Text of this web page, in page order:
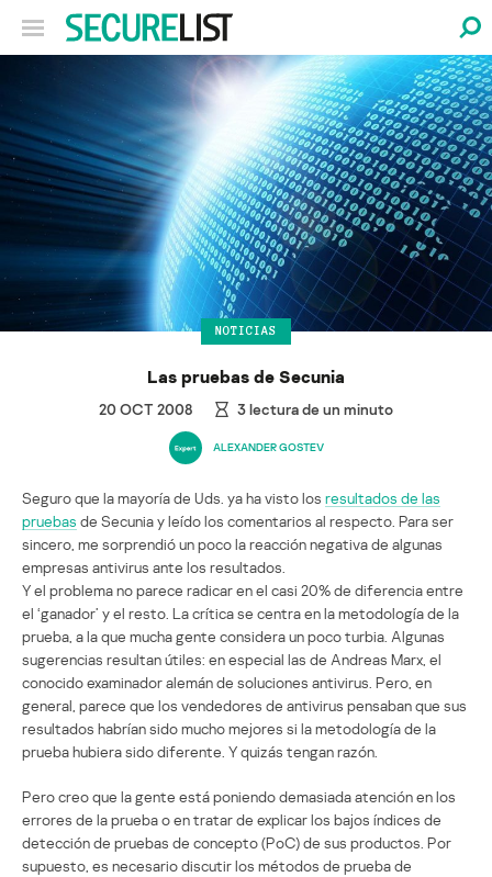
NOTICIAS
Las pruebas de Secunia
20 OCT 2008 3lectura de un minuto
ALEXANDER GOSTEV
Seguro que la mayoría de Uds. ya ha visto los resultados de las
pruebas de Secunia y leído los comentarios al respecto. Para ser
sincero, me sorprendió un poco la reacción negativa de algunas
empresas antivirus ante los resultados.
Y el problema no parece radicar en el casi 20% de diferencia entre
el ‘ganador’ y el resto. La crítica se centra en la metodología de la
prueba, a la que mucha gente considera un poco turbia. Algunas
sugerencias resultan útiles: en especial las de Andreas Marx, el
conocido examinador alemán de soluciones antivirus. Pero, en
general, parece que los vendedores de antivirus pensaban que sus
resultados habrían sido mucho mejores si la metodología de la
prueba hubiera sido diferente. Y quizás tengan razón.
Pero creo que la gente está poniendo demasiada atención en los
errores de la prueba o en tratar de explicar los bajos índices de
detección de pruebas de concepto (PoC) de sus productos. Por
supuesto, es necesario discutir los métodos de prueba de